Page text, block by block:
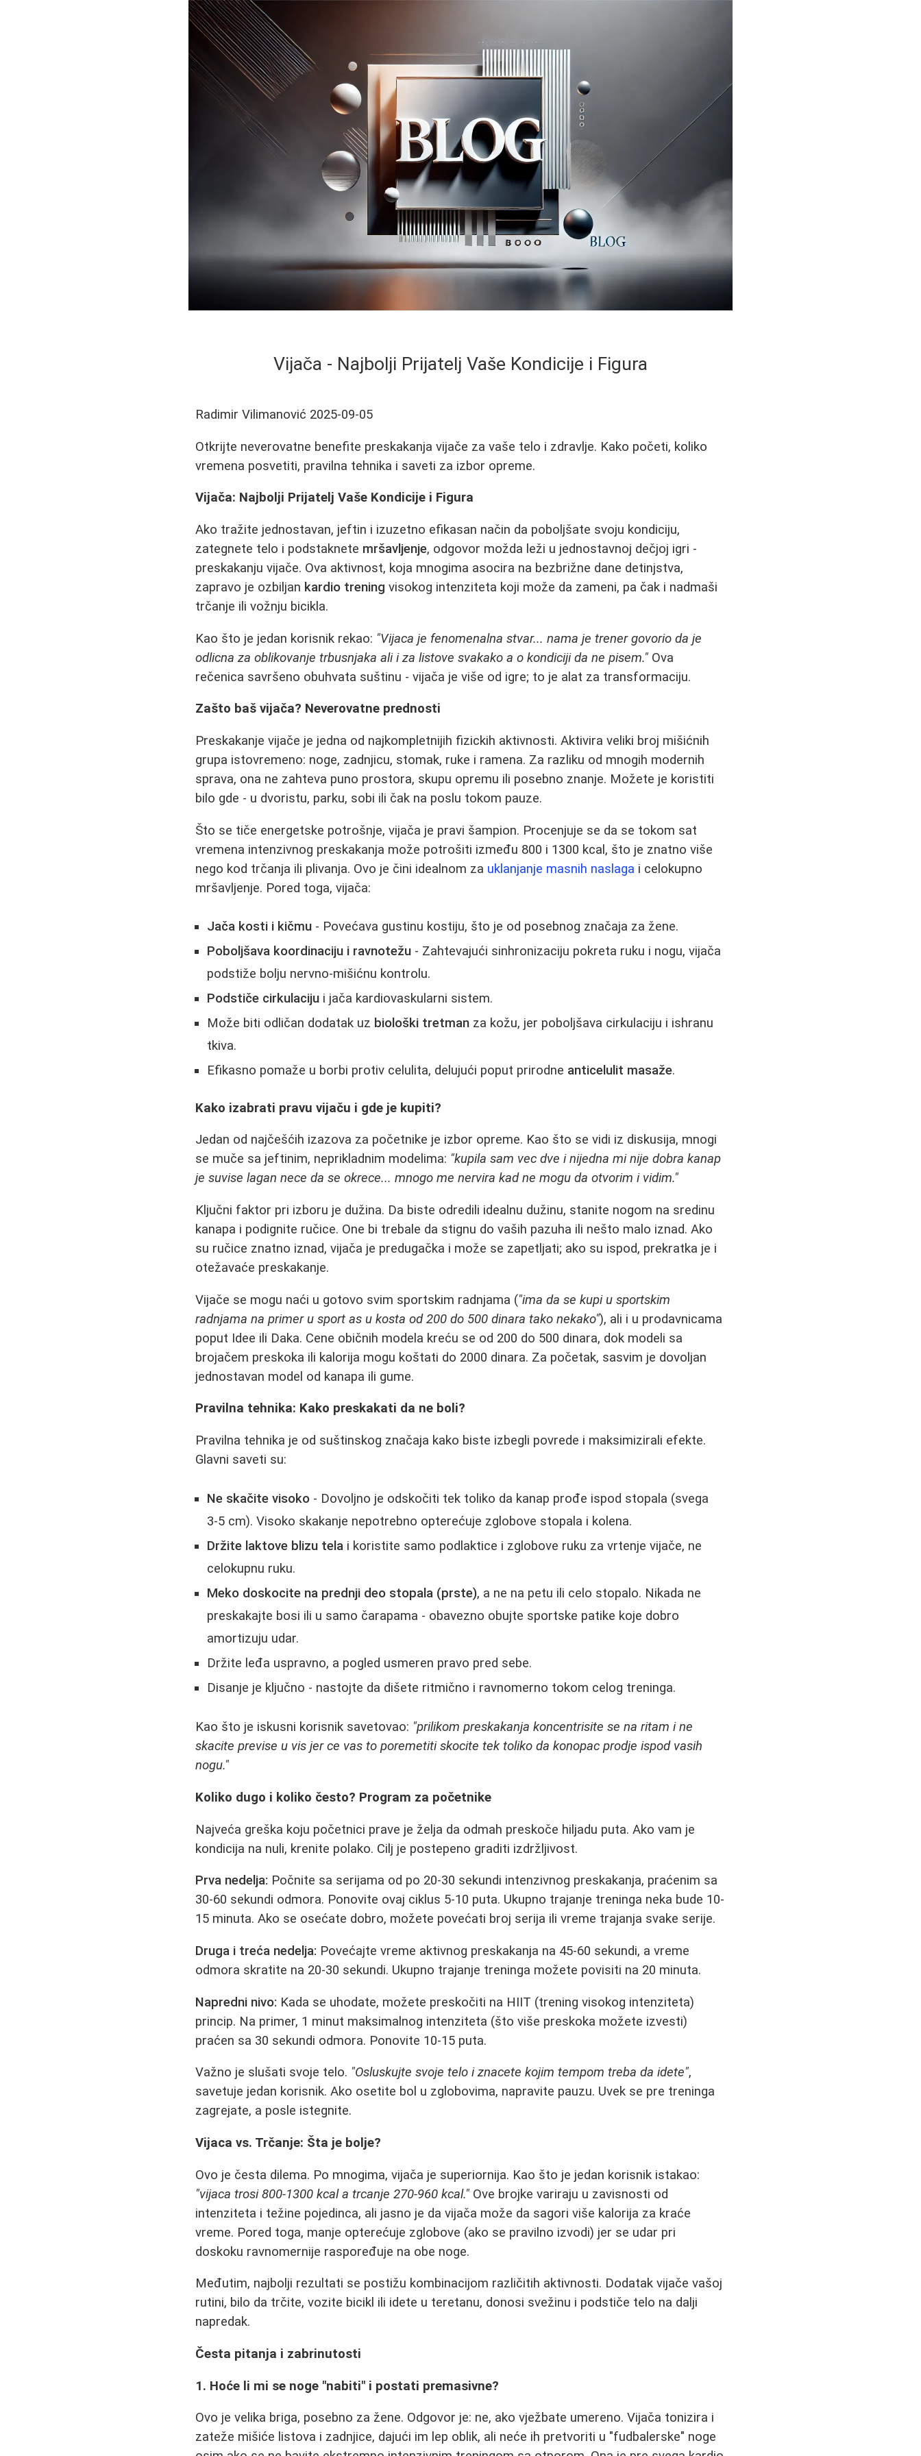
Vijača - Najbolji Prijatelj Vaše Kondicije i Figura
Radimir Vilimanović 2025-09-05
Otkrijte neverovatne benefite preskakanja vijače za vaše telo i zdravlje. Kako početi, koliko
vremena posvetiti, pravilna tehnika i saveti za izbor opreme.
Vijača: Najbolji Prijatelj Vaše Kondicije i Figura
Ako tražite jednostavan, jeftin i izuzetno efikasan način da poboljšate svoju kondiciju,
zategnete telo i podstaknete mršavljenje, odgovor možda leži u jednostavnoj dečjoj igri -
preskakanju vijače. Ova aktivnost, koja mnogima asocira na bezbrižne dane detinjstva,
zapravo je ozbiljan kardio trening visokog intenziteta koji može da zameni, pa čak i nadmaši
trčanje ili vožnju bicikla.
Kao što je jedan korisnik rekao: "Vijaca je fenomenalna stvar... nama je trener govorio da je
odlicna za oblikovanje trbusnjaka ali i za listove svakako a o kondiciji da ne pisem." Ova
rečenica savršeno obuhvata suštinu - vijača je više od igre; to je alat za transformaciju.
Zašto baš vijača? Neverovatne prednosti
Preskakanje vijače je jedna od najkompletnijih fizickih aktivnosti. Aktivira veliki broj mišićnih
grupa istovremeno: noge, zadnjicu, stomak, ruke i ramena. Za razliku od mnogih modernih
sprava, ona ne zahteva puno prostora, skupu opremu ili posebno znanje. Možete je koristiti
bilo gde - u dvoristu, parku, sobi ili čak na poslu tokom pauze.
Što se tiče energetske potrošnje, vijača je pravi šampion. Procenjuje se da se tokom sat
vremena intenzivnog preskakanja može potrošiti između 800 i 1300 kcal, što je znatno više
nego kod trčanja ili plivanja. Ovo je čini idealnom za uklanjanje masnih naslaga i celokupno
mršavljenje. Pored toga, vijača:
Jača kosti i kičmu - Povećava gustinu kostiju, što je od posebnog značaja za žene.
Poboljšava koordinaciju i ravnotežu - Zahtevajući sinhronizaciju pokreta ruku i nogu, vijača
podstiže bolju nervno-mišićnu kontrolu.
Podstiče cirkulaciju i jača kardiovaskularni sistem.
Može biti odličan dodatak uz biološki tretman za kožu, jer poboljšava cirkulaciju i ishranu
tkiva.
Efikasno pomaže u borbi protiv celulita, delujući poput prirodne anticelulit masaže.
Kako izabrati pravu vijaču i gde je kupiti?
Jedan od najčešćih izazova za početnike je izbor opreme. Kao što se vidi iz diskusija, mnogi
se muče sa jeftinim, neprikladnim modelima: "kupila sam vec dve i nijedna mi nije dobra kanap
je suvise lagan nece da se okrece... mnogo me nervira kad ne mogu da otvorim i vidim."
Ključni faktor pri izboru je dužina. Da biste odredili idealnu dužinu, stanite nogom na sredinu
kanapa i podignite ručice. One bi trebale da stignu do vaših pazuha ili nešto malo iznad. Ako
su ručice znatno iznad, vijača je predugačka i može se zapetljati; ako su ispod, prekratka je i
otežavaće preskakanje.
Vijače se mogu naći u gotovo svim sportskim radnjama ("ima da se kupi u sportskim
radnjama na primer u sport as u kosta od 200 do 500 dinara tako nekako"), ali i u prodavnicama
poput Idee ili Daka. Cene običnih modela kreću se od 200 do 500 dinara, dok modeli sa
brojačem preskoka ili kalorija mogu koštati do 2000 dinara. Za početak, sasvim je dovoljan
jednostavan model od kanapa ili gume.
Pravilna tehnika: Kako preskakati da ne boli?
Pravilna tehnika je od suštinskog značaja kako biste izbegli povrede i maksimizirali efekte.
Glavni saveti su:
Ne skačite visoko - Dovoljno je odskočiti tek toliko da kanap prođe ispod stopala (svega
3-5 cm). Visoko skakanje nepotrebno opterećuje zglobove stopala i kolena.
Držite laktove blizu tela i koristite samo podlaktice i zglobove ruku za vrtenje vijače, ne
celokupnu ruku.
Meko doskocite na prednji deo stopala (prste), a ne na petu ili celo stopalo. Nikada ne
preskakajte bosi ili u samo čarapama - obavezno obujte sportske patike koje dobro
amortizuju udar.
Držite leđa uspravno, a pogled usmeren pravo pred sebe.
Disanje je ključno - nastojte da dišete ritmično i ravnomerno tokom celog treninga.
Kao što je iskusni korisnik savetovao: "prilikom preskakanja koncentrisite se na ritam i ne
skacite previse u vis jer ce vas to poremetiti skocite tek toliko da konopac prodje ispod vasih
nogu."
Koliko dugo i koliko često? Program za početnike
Najveća greška koju početnici prave je želja da odmah preskoče hiljadu puta. Ako vam je
kondicija na nuli, krenite polako. Cilj je postepeno graditi izdržljivost.
Prva nedelja: Počnite sa serijama od po 20-30 sekundi intenzivnog preskakanja, praćenim sa
30-60 sekundi odmora. Ponovite ovaj ciklus 5-10 puta. Ukupno trajanje treninga neka bude 10-
15 minuta. Ako se osećate dobro, možete povećati broj serija ili vreme trajanja svake serije.
Druga i treća nedelja: Povećajte vreme aktivnog preskakanja na 45-60 sekundi, a vreme
odmora skratite na 20-30 sekundi. Ukupno trajanje treninga možete povisiti na 20 minuta.
Napredni nivo: Kada se uhodate, možete preskočiti na HIIT (trening visokog intenziteta)
princip. Na primer, 1 minut maksimalnog intenziteta (što više preskoka možete izvesti)
praćen sa 30 sekundi odmora. Ponovite 10-15 puta.
Važno je slušati svoje telo. "Osluskujte svoje telo i znacete kojim tempom treba da idete",
savetuje jedan korisnik. Ako osetite bol u zglobovima, napravite pauzu. Uvek se pre treninga
zagrejate, a posle istegnite.
Vijaca vs. Trčanje: Šta je bolje?
Ovo je česta dilema. Po mnogima, vijača je superiornija. Kao što je jedan korisnik istakao:
"vijaca trosi 800-1300 kcal a trcanje 270-960 kcal." Ove brojke variraju u zavisnosti od
intenziteta i težine pojedinca, ali jasno je da vijača može da sagori više kalorija za kraće
vreme. Pored toga, manje opterećuje zglobove (ako se pravilno izvodi) jer se udar pri
doskoku ravnomernije raspoređuje na obe noge.
Međutim, najbolji rezultati se postižu kombinacijom različitih aktivnosti. Dodatak vijače vašoj
rutini, bilo da trčite, vozite bicikl ili idete u teretanu, donosi svežinu i podstiče telo na dalji
napredak.
Česta pitanja i zabrinutosti
1. Hoće li mi se noge "nabiti" i postati premasivne?
Ovo je velika briga, posebno za žene. Odgovor je: ne, ako vježbate umereno. Vijača tonizira i
zateže mišiće listova i zadnjice, dajući im lep oblik, ali neće ih pretvoriti u "fudbalerske" noge